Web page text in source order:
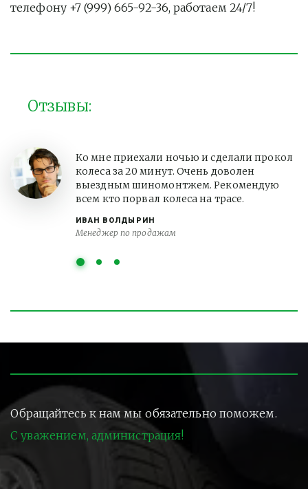
телефону +7 (999) 665-92-36, работаем 24/7!
Отзывы:
ИВАН ВОЛДЫРИН
Менеджер по продажам
Ко мне приехали ночью и сделали прокол
колеса за 20 минут. Очень доволен
выездным шиномонтжем. Рекомендую
всем кто порвал колеса на трасе.
Обращайтесь к нам мы обязательно поможем.
С уважением, администрация!